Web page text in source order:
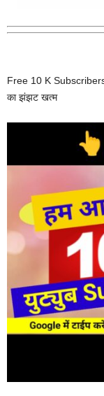
Free 10 K Subscribers
का झंझट खत्म